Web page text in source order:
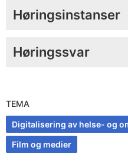
Høringsinstanser
Høringssvar
TEMA
Digitalisering av helse- og
Film og medier